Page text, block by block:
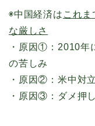
◉中国経済は これ
な厳しさ
・原因①：2010年
の苦しみ
・原因②：米中対
・原因③：ダメ押